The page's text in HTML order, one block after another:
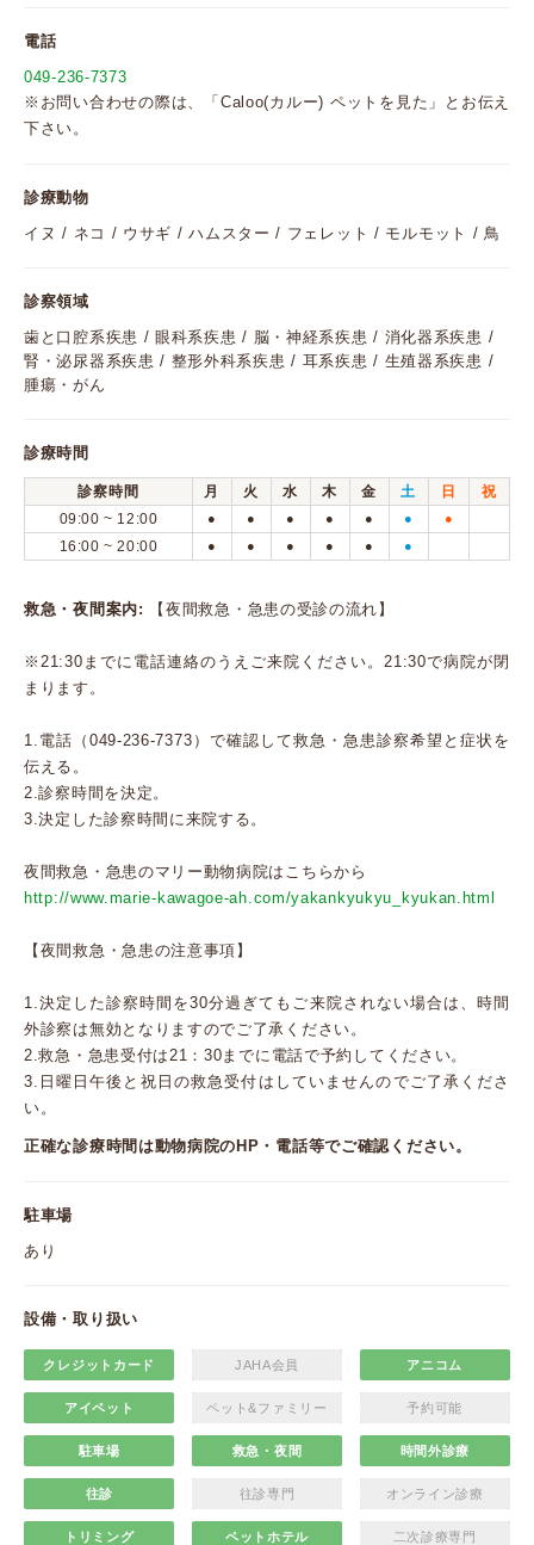
電話
049-236-7373
※お問い合わせの際は、「Caloo(カルー) ペットを見た」とお伝え
下さい。
診療動物
イヌ / ネコ / ウサギ / ハムスター / フェレット / モルモット / 鳥
診察領域
歯と口腔系疾患 / 眼科系疾患 / 脳・神経系疾患 / 消化器系疾患 /
腎・泌尿器系疾患 / 整形外科系疾患 / 耳系疾患 / 生殖器系疾患 /
腫瘍・がん
診療時間
診察時間 月 火 水 木 金 土 日
祝
09:00 ~ 12:00
● ● ● ● ● ● ●
16:00 ~ 20:00 ● ● ● ● ● ●
救急・夜間案内: 【夜間救急・急患の受診の流れ】
※21:30までに電話連絡のうえご来院ください。21:30で病院が閉
まります。
1.電話（049-236-7373）で確認して救急・急患診察希望と症状を
伝える。
2.診察時間を決定。
3.決定した診察時間に来院する。
夜間救急・急患のマリー動物病院はこちらから
http://www.marie-kawagoe-ah.com/yakankyukyu_kyukan.html
【夜間救急・急患の注意事項】
1.決定した診察時間を30分過ぎてもご来院されない場合は、時間
外診察は無効となりますのでご了承ください。
2.救急・急患受付は21：30までに電話で予約してください。
3.日曜日午後と祝日の救急受付はしていませんのでご了承くださ
い。
正確な診療時間は動物病院のHP・電話等でご確認ください。
駐車場
あり
設備・取り扱い
クレジットカード JAHA会員 アニコム
アイペット ペット&ファミリー 予約可能
駐車場 救急・夜間 時間外診療
往診 往診専門 オンライン診療
トリミング ペットホテル 二次診療専門